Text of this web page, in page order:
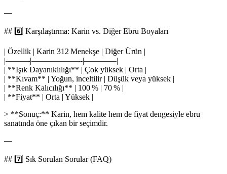
—
## 6️⃣ Karşılaştırma: Karin vs. Diğer Ebru Boyaları
| Özellik | Karin 312 Menekşe | Diğer Ürün |
|———|——————-|————|
| **Işık Dayanıklılığı** | Çok yüksek | Orta |
| **Kıvam** | Yoğun, inceltilir | Düşük veya yüksek |
| **Renk Kalıcılığı** | 100 % | 70 % |
| **Fiyat** | Orta | Yüksek |
> **Sonuç:** Karin, hem kalite hem de fiyat dengesiyle ebru
sanatında öne çıkan bir seçimdir.
—
## 7️⃣ Sık Sorulan Sorular (FAQ)